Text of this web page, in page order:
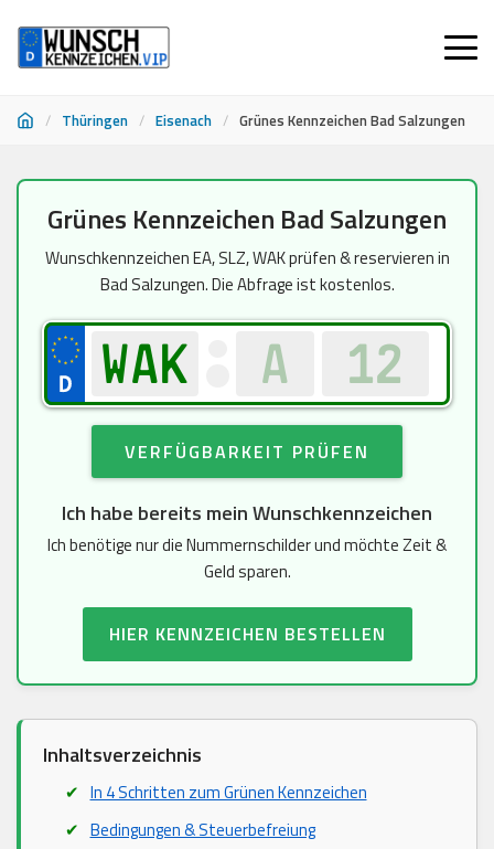
/ Thüringen / Eisenach / Grünes Kennzeichen Bad Salzungen
Inhalt
springen
Grünes Kennzeichen Bad Salzungen
Wunschkennzeichen EA, SLZ, WAK prüfen & reservieren in
Bad Salzungen. Die Abfrage ist kostenlos.
VERFÜGBARKEIT PRÜFEN
Ich habe bereits mein Wunschkennzeichen
Ich benötige nur die Nummernschilder und möchte Zeit &
Geld sparen.
HIER KENNZEICHEN BESTELLEN
Inhaltsverzeichnis
In 4 Schritten zum Grünen Kennzeichen
Bedingungen & Steuerbefreiung